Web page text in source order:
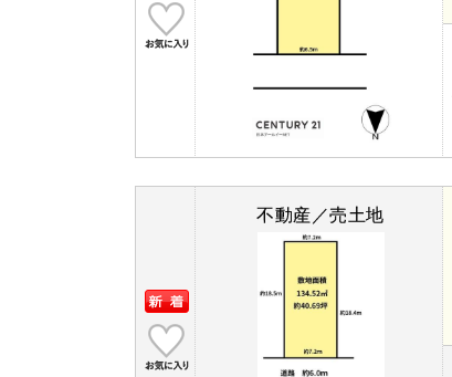
不動産／売土地